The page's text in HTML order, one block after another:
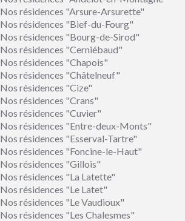
Nos résidences "Arsure-Arsurette"
Nos résidences "Bief-du-Fourg"
Nos résidences "Bourg-de-Sirod"
Nos résidences "Cerniébaud"
Nos résidences "Chapois"
Nos résidences "Châtelneuf"
Nos résidences "Cize"
Nos résidences "Crans"
Nos résidences "Cuvier"
Nos résidences "Entre-deux-Monts"
Nos résidences "Esserval-Tartre"
Nos résidences "Foncine-le-Haut"
Nos résidences "Gillois"
Nos résidences "La Latette"
Nos résidences "Le Latet"
Nos résidences "Le Vaudioux"
Nos résidences "Les Chalesmes"